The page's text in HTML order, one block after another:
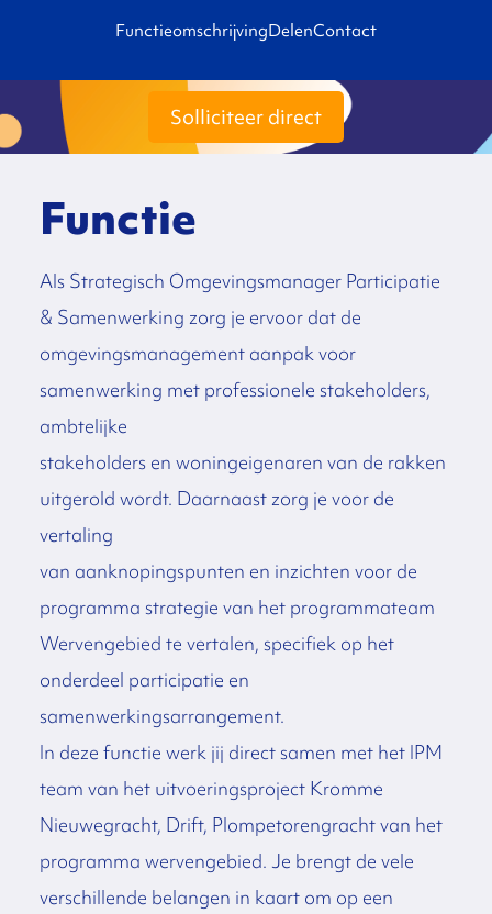
FunctieomschrijvingDelenContact
Solliciteer direct
Functie
Als Strategisch Omgevingsmanager Participatie
& Samenwerking zorg je ervoor dat de
omgevingsmanagement aanpak voor
samenwerking met professionele stakeholders,
ambtelijke
stakeholders en woningeigenaren van de rakken
uitgerold wordt. Daarnaast zorg je voor de
vertaling
van aanknopingspunten en inzichten voor de
programma strategie van het programmateam
Wervengebied te vertalen, specifiek op het
onderdeel participatie en
samenwerkingsarrangement.
In deze functie werk jij direct samen met het IPM
team van het uitvoeringsproject Kromme
Nieuwegracht, Drift, Plompetorengracht van het
programma wervengebied. Je brengt de vele
verschillende belangen in kaart om op een